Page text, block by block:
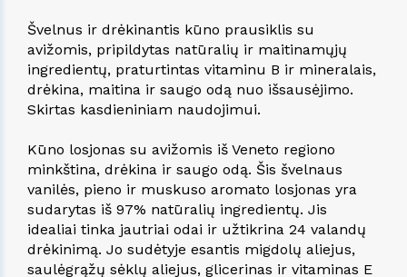
Švelnus ir drėkinantis kūno prausiklis su
avižomis, pripildytas natūralių ir maitinamųjų
ingredientų, praturtintas vitaminu B ir mineralais,
drėkina, maitina ir saugo odą nuo išsausėjimo.
Skirtas kasdieniniam naudojimui.
Kūno losjonas su avižomis iš Veneto regiono
minkština, drėkina ir saugo odą. Šis švelnaus
vanilės, pieno ir muskuso aromato losjonas yra
sudarytas iš 97% natūralių ingredientų. Jis
idealiai tinka jautriai odai ir užtikrina 24 valandų
drėkinimą. Jo sudėtyje esantis migdolų aliejus,
saulėgrąžų sėklų aliejus, glicerinas ir vitaminas E